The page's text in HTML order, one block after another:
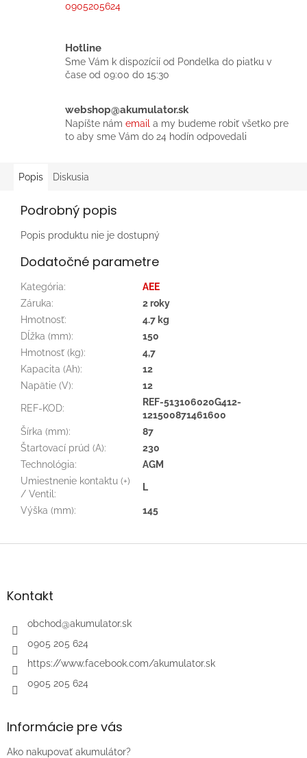
0905205624
Hotline
Sme Vám k dispozícií od Pondelka do piatku v
čase od 09:00 do 15:30
webshop@akumulator.sk
Napíšte nám email a my budeme robiť všetko pre
to aby sme Vám do 24 hodín odpovedali
Popis Diskusia
Podrobný popis
Popis produktu nie je dostupný
Dodatočné parametre
Kategória:
AEE
Záruka:
2 roky
Hmotnosť:
4.7 kg
Dĺžka (mm):
150
Hmotnosť (kg):
4,7
Kapacita (Ah):
12
Napätie (V): 12
REF-KOD:
REF-513106020G412-
121500871461600
Šírka (mm):
87
Štartovací prúd (A):
230
Technológia:
AGM
Umiestnenie kontaktu (+)
/ Ventil :
L
Výška (mm): 145
Z
äKontakt
obchod@akumulator.sk
0905 205 624
https://www.facebook.com/akumulator.sk
0905 205 624
Informácie pre vás
Ako nakupovať akumulátor?